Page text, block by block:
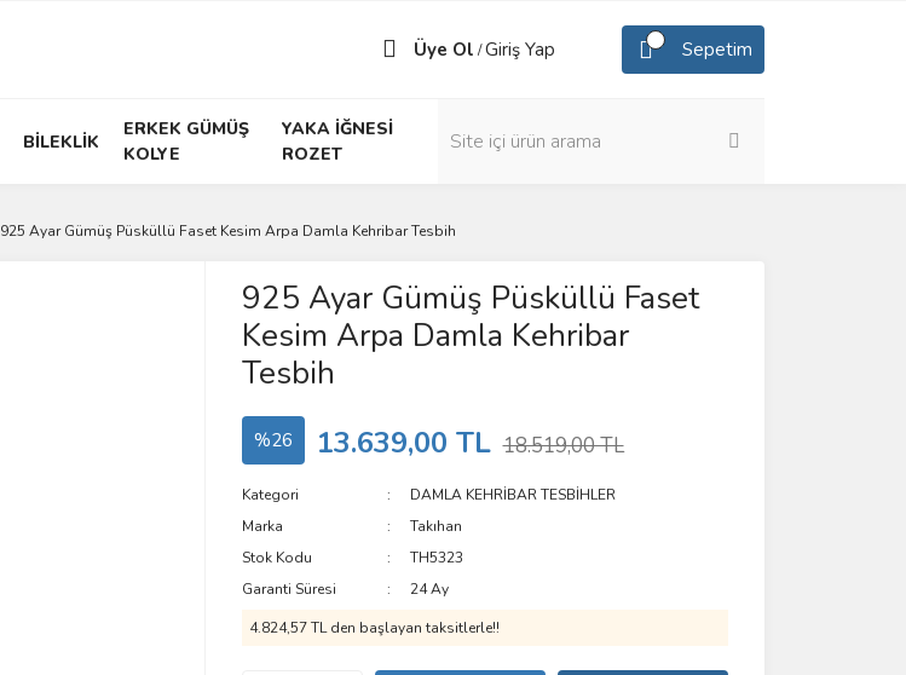
Üye Ol /Giriş Yap Sepetim
BİLEKLİK
ERKEK GÜMÜŞ
KOLYE
YAKA İĞNESİ
ROZET
925 Ayar Gümüş Püsküllü Faset Kesim Arpa Damla Kehribar Tesbih
925 Ayar Gümüş Püsküllü Faset
Kesim Arpa Damla Kehribar
Tesbih
%26 13.639,00 TL 18.519,00 TL
Kategori
DAMLA KEHRİBAR TESBİHLER
Marka
Takıhan
Stok Kodu
TH5323
Garanti Süresi
24 Ay
4.824,57 TL den başlayan taksitlerle!!